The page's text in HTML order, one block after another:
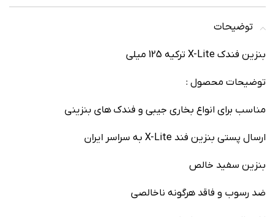
توضیحات
بنزین فندک X-Lite ترکیه 125 میلی
توضیحات محصول :
مناسب برای انواع بخاری جیبی و فندک های بنزینی
ارسال پستی بنزین فند X-Lite به سراسر ایران
بنزین سفید خالص
ضد رسوب و فاقد هرگونه ناخالصی